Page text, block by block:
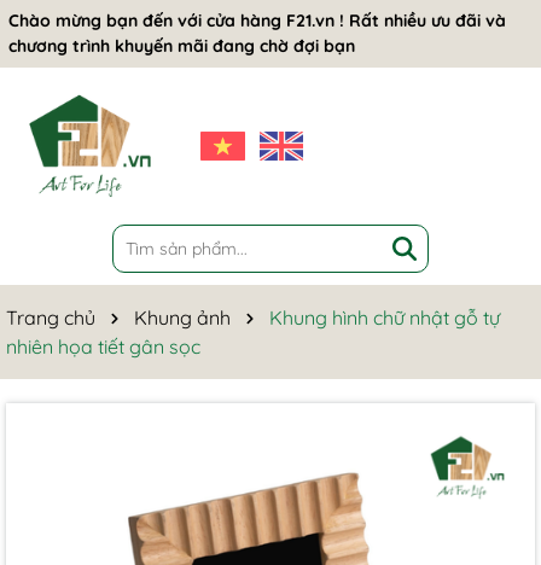
Chào mừng bạn đến với cửa hàng F21.vn ! Rất nhiều ưu đãi và
chương trình khuyến mãi đang chờ đợi bạn
Trang chủ Khung ảnh
Khung hình chữ nhật gỗ tự
nhiên họa tiết gân sọc